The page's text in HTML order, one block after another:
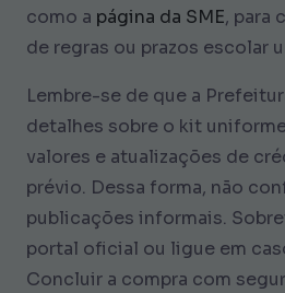
como a página da SME, para
de regras ou prazos escolar
Lembre-se de que a
detalhes sobre o kit
valores e atualizações de
prévio. Dessa forma, não
publicações informais.
portal oficial ou ligue em
Concluir a compra com